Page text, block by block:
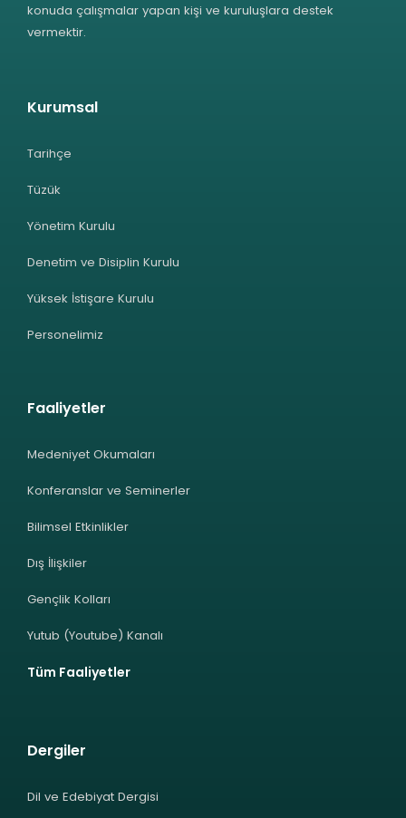
konuda çalışmalar yapan kişi ve kuruluşlara destek
vermektir.
Kurumsal
Tarihçe
Tüzük
Yönetim Kurulu
Denetim ve Disiplin Kurulu
Yüksek İstişare Kurulu
Personelimiz
Faaliyetler
Medeniyet Okumaları
Konferanslar ve Seminerler
Bilimsel Etkinlikler
Dış İlişkiler
Gençlik Kolları
Yutub (Youtube) Kanalı
Tüm Faaliyetler
Dergiler
Dil ve Edebiyat Dergisi